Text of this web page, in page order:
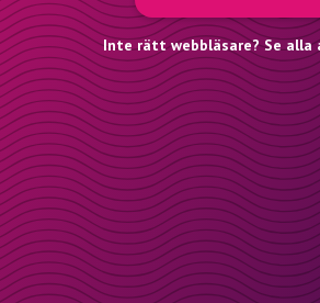
Inte rätt webbläsare? Se